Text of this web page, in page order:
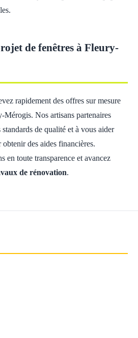
de fenêtres à Fleury-
rapidement des offres sur mesure
Nos artisans partenaires
standards de qualité et à vous aider
des aides financières.
en toute transparence et avancez
de rénovation.